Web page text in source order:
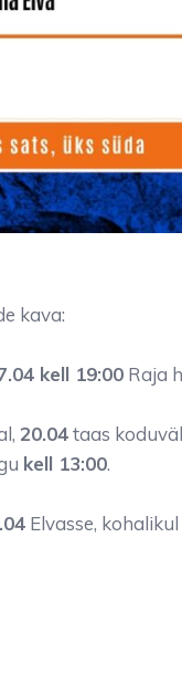
kava:
kell 19:00 Raja
20.04taas
kell 13:00.
Elvasse,